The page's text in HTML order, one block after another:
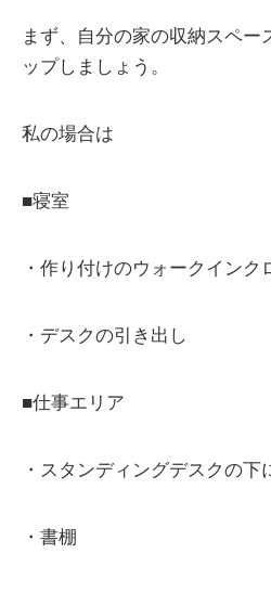
まず、自分の家の収納スペー
ップしましょう。
私の場合は
■寝室
・作り付けのウォークインク
・デスクの引き出し
■仕事エリア
・スタンディングデスクの
・書棚